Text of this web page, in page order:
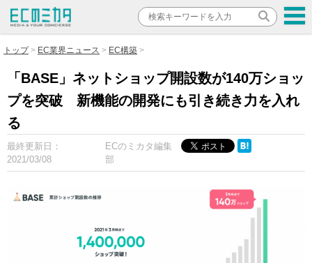
トップ EC業界ニュース EC構築
「BASE」ネットショップ開設数が140万ショッ
プを突破 新機能の開発にも引き続き力を入れ
る
最終更新日：
2021/03/08
ECのミカタ編集
部